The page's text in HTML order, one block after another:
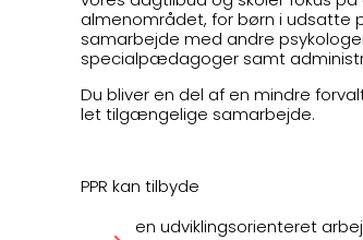
almenområdet, for børn i udsatte
samarbejde med andre
specialpædagoger samt
Du bliver en del af en mindre
let tilgængelige samarbejde.
PPR kan tilbyde
en udviklingsorienteret